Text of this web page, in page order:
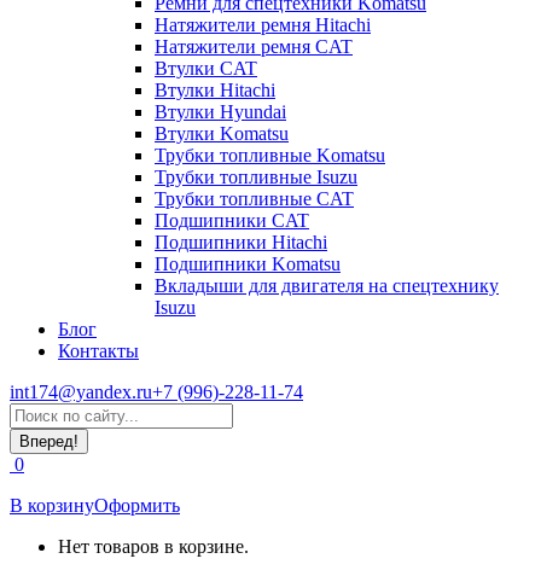
Натяжители ремня Hitachi
Натяжители ремня CAT
Втулки CAT
Втулки Hitachi
Втулки Hyundai
Втулки Komatsu
Трубки топливные Komatsu
Трубки топливные Isuzu
Трубки топливные CAT
Подшипники CAT
Подшипники Hitachi
Подшипники Komatsu
Вкладыши для двигателя на спецтехнику
Isuzu
Блог
Контакты
int174@yandex.ru+7 (996)-228-11-74
Страница
WhatsApp
открывается
в
новом
окне
Поиск:
0
В корзинуОформить
Нет товаров в корзине.